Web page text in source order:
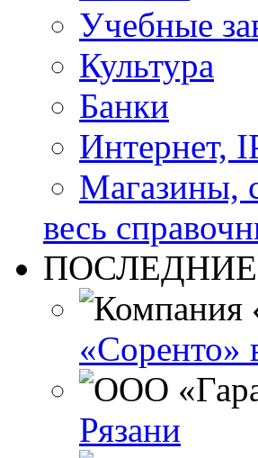
Учебные
Культура
Банки
Интернет,
Магазины,
весь
ПОСЛЕДНИЕ
«Соренто»
Рязани